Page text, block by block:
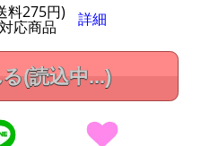
料275円)
対応商品 詳細
(読込中...)